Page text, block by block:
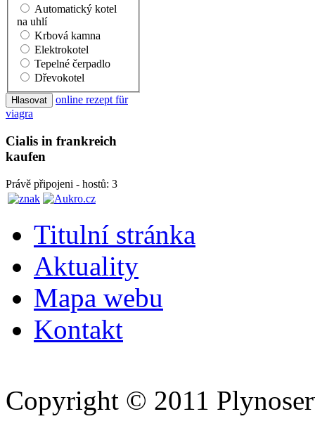
Automatický kotel
na uhlí
Krbová kamna
Elektrokotel
Tepelné čerpadlo
Dřevokotel
online rezept für
viagra
Cialis in frankreich
kaufen
Právě připojeni - hostů: 3
Titulní stránka
Aktuality
Mapa webu
Kontakt
Copyright © 2011